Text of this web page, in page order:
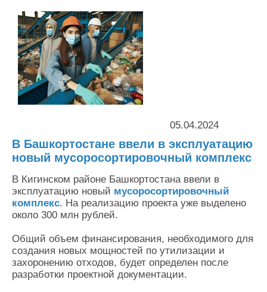
Новости компании
Мировые новости
О нас
Контакты
Оставить заявку
05.04.2024
В Башкортостане ввели в эксплуатацию
новый мусоросортировочный комплекс
В Кигинском районе Башкортостана ввели в
эксплуатацию новый мусоросортировочный
комплекс. На реализацию проекта уже выделено
около 300 млн рублей.
Общий объем финансирования, необходимого для
создания новых мощностей по утилизации и
захоронению отходов, будет определен после
разработки проектной документации.